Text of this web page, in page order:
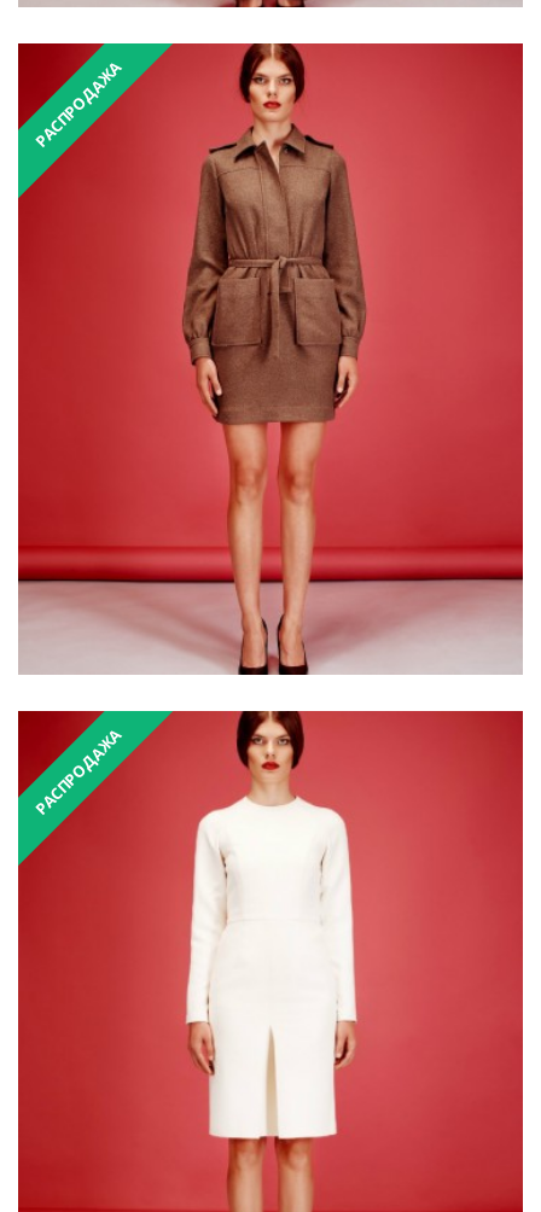
РАСПРОДАЖА
₴6,900.00 ₴3,450.00
РАСПРОДАЖА
₴7,800.00 ₴3,900.00